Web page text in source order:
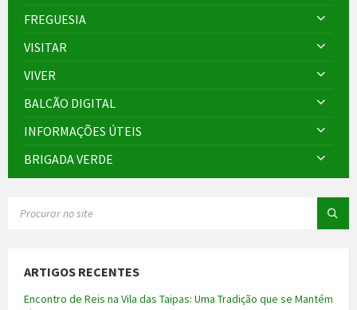
FREGUESIA
VISITAR
VIVER
BALCÃO DIGITAL
INFORMAÇÕES ÚTEIS
BRIGADA VERDE
ARTIGOS RECENTES
Encontro de Reis na Vila das Taipas: Uma Tradição que se Mantém